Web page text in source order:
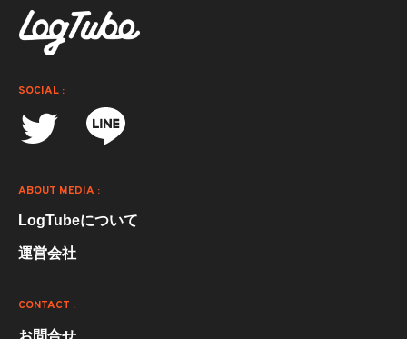
SOCIAL :
ABOUT MEDIA :
LogTubeについて
運営会社
CONTACT :
お問合せ